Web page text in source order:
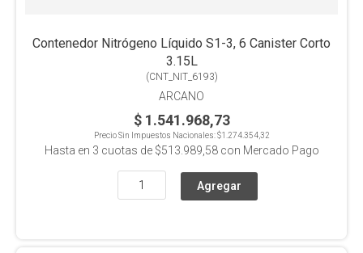
Contenedor Nitrógeno Líquido S1-3, 6 Canister Corto
3.15L
(CNT_NIT_6193)
ARCANO
$ 1.541.968,73
Precio Sin Impuestos Nacionales:$1.274.354,32
Hasta en 3 cuotas de $513.989,58con Mercado Pago